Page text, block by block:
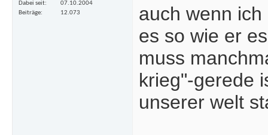
Dabei seit
07.10.2004
Beiträge
12.073
auch wenn
es so wie er
muss
krieg"-gerede
unserer welt